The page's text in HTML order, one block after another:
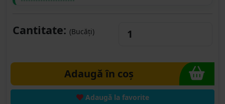
Cantitate: (Bucăți)
Adaugă în coș
Adaugă la favorite